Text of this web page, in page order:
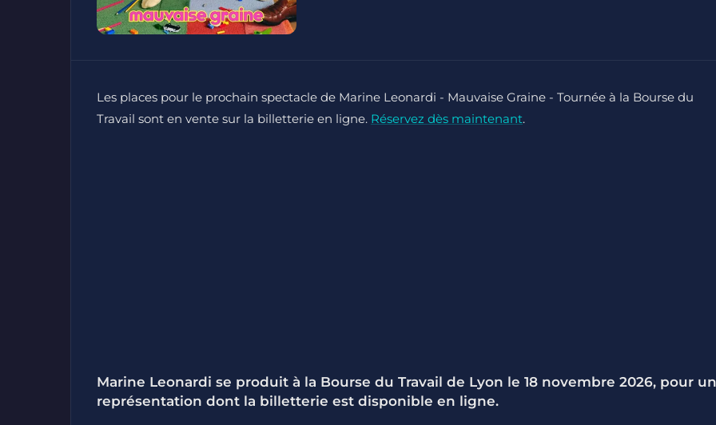
Les places pour le prochain spectacle de Marine Leonardi - Mauvaise Graine - Tournée à la Bourse du
Travail sont en vente sur la billetterie en ligne. Réservez dès maintenant.
Marine Leonardi se produit à la Bourse du Travail de Lyon le 18 novembre 2026, pour
représentation dont la billetterie est disponible en ligne.